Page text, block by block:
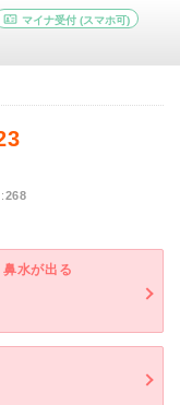
マイナ受付 (スマホ可)
268
鼻水が出る